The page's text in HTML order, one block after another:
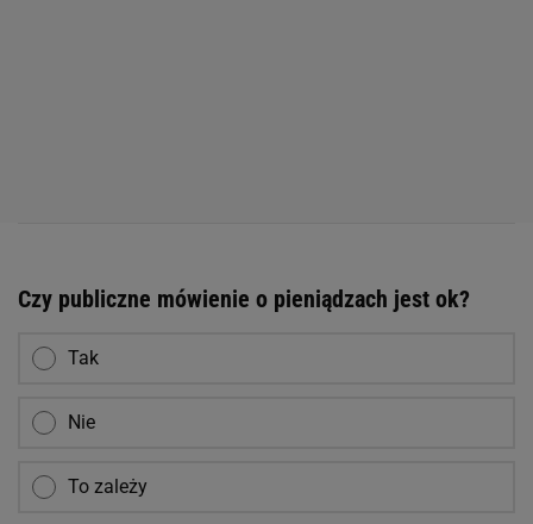
Czy publiczne mówienie o pieniądzach jest ok?
Tak
Nie
To zależy